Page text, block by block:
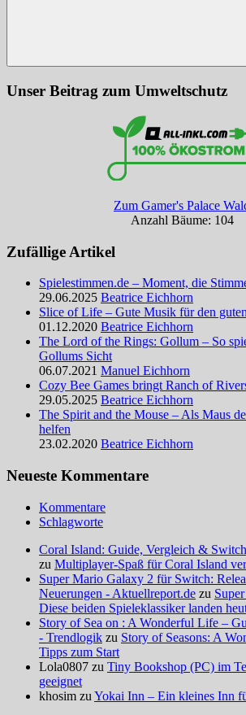
Suchen
Unser Beitrag zum Umweltschutz
Zum Gamer's Palace
Anzahl Bäume: 104
Zufällige Artikel
Spielestimmen.de – Moment, die
29.06.2025 Beatrice Eichhorn
Slice of Life – Gute Musik für den
01.12.2020 Beatrice Eichhorn
The Lord of the Rings: Gollum – So
Gollums Sicht
06.07.2021 Manuel Eichhorn
Cozy Bee Games bringt Ranch of
29.05.2025 Beatrice Eichhorn
The Spirit and the Mouse – Als Maus
helfen
23.02.2020 Beatrice Eichhorn
Neueste Kommentare
Kommentare
Schlagworte
Coral Island: Guide, Vergleich &
zu Multiplayer-Spaß für Coral Island
Super Mario Galaxy 2 für Switch:
Neuerungen - Aktuellreport.de zu
Diese beiden Spieleklassiker landen
Story of Sea on : A Wonderful Life –
- Trendlogik zu Story of Seasons: A
Tipps zum Start
Lola0807 zu Tiny Bookshop (PC) im
geeignet
khosim zu Yokai Inn – Ein kleines Inn